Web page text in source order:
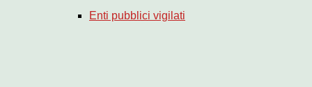
Enti pubblici vigilati